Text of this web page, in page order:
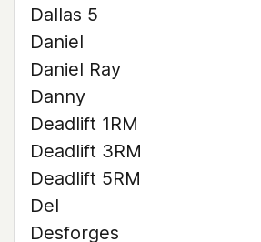
Dallas 5
Daniel
Daniel Ray
Danny
Deadlift 1RM
Deadlift 3RM
Deadlift 5RM
Del
Desforges